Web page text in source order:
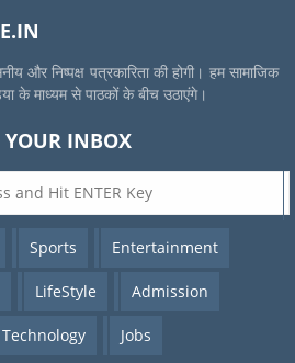
और निष्पक्ष पत्रकारिता की होगी। हम सामाजिक
के माध्यम से पाठकों के बीच उठाएंगे।
YOUR INBOX
Sports Entertainment
LifeStyle Admission
Technology Jobs